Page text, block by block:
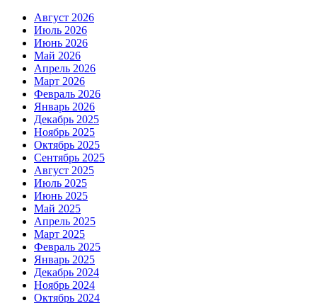
Август 2026
Июль 2026
Июнь 2026
Май 2026
Апрель 2026
Март 2026
Февраль 2026
Январь 2026
Декабрь 2025
Ноябрь 2025
Октябрь 2025
Сентябрь 2025
Август 2025
Июль 2025
Июнь 2025
Май 2025
Апрель 2025
Март 2025
Февраль 2025
Январь 2025
Декабрь 2024
Ноябрь 2024
Октябрь 2024